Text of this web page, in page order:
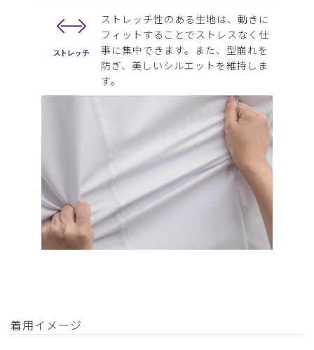
ストレッチ性のある生地は、動きに
フィットすることでストレスなく仕
事に集中できます。また、型崩れを
防ぎ、美しいシルエットを維持しま
す。
着用イメージ